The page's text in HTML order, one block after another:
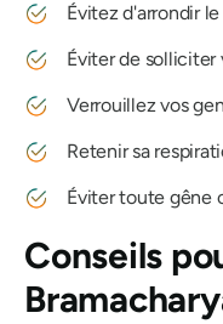
Évitez d'arrondir le
Éviter de solliciter
Verrouillez vos
Retenir sa
Éviter toute gêne
Conseils